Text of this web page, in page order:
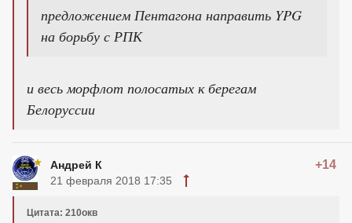
предложением Пентагона направить YPG
на борьбу с РПК
и весь морфлот полосатых к берегам
Белоруссии
Андрей К +14
21 февраля 2018 17:35
Цитата: 210окв